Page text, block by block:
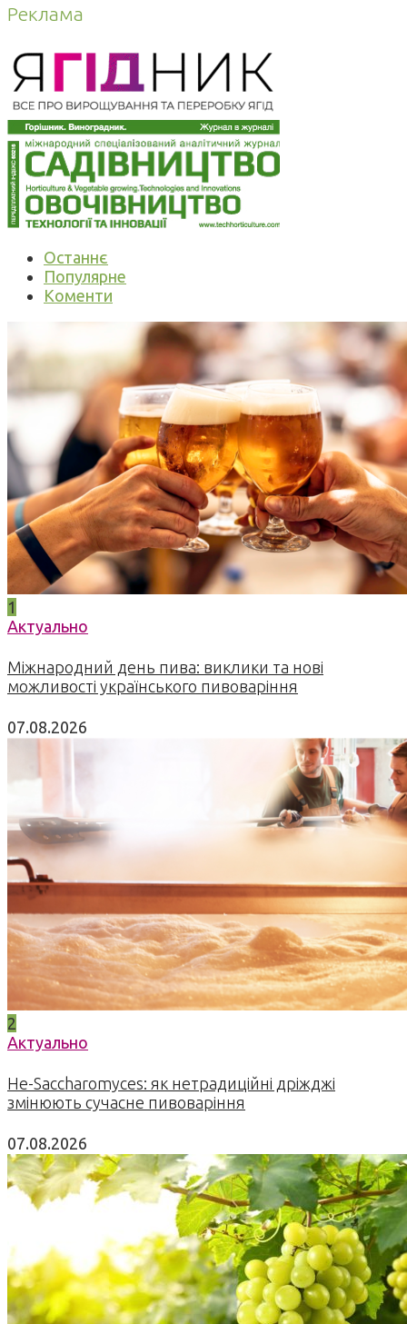
Реклама
Останнє
Популярне
Коменти
1
Актуально
Міжнародний день пива: виклики та нові
можливості українського пивоваріння
07.08.2026
2
Актуально
Не-Saccharomyces: як нетрадиційні дріжджі
змінюють сучасне пивоваріння
07.08.2026